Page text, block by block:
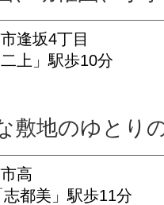
逢坂4丁目
上」駅歩10分
敷地のゆとり
高
都美」駅歩11分